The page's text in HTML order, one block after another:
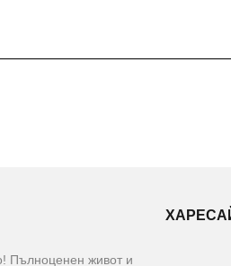
Пълноценен живот и